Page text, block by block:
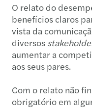
O relato do
benefícios claros
vista da
diversos
aumentar a
aos seus pares.
Com o relato não
obrigatório em